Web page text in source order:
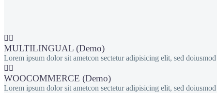
 
MULTILINGUAL (Demo)
Lorem ipsum dolor sit ametcon sectetur adipisicing elit, sed
 
WOOCOMMERCE (Demo)
Lorem ipsum dolor sit ametcon sectetur adipisicing elit, sed